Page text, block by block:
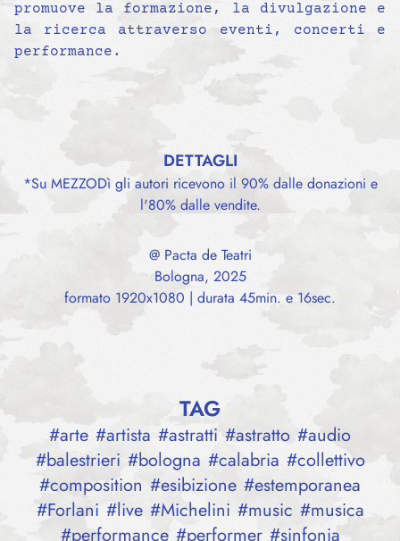
promuove la formazione, la divulgazione e
la ricerca attraverso eventi, concerti e
performance.
DETTAGLI
*Su MEZZODì gli autori ricevono il 90% dalle donazioni e
l'80% dalle vendite.
@ Pacta de Teatri
Bologna, 2025
formato 1920x1080 | durata 45min. e 16sec.
TAG
#arte #artista #astratti #astratto #audio
#balestrieri #bologna #calabria #collettivo
#composition #esibizione #estemporanea
#Forlani #live #Michelini #music #musica
#performance #performer #sinfonia